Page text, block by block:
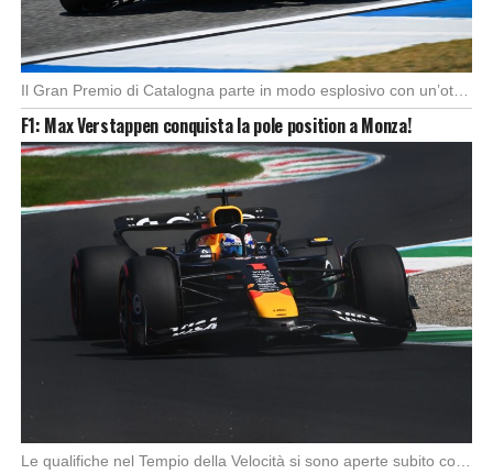
Il Gran Premio di Catalogna parte in modo esplosivo con un’ottima partenza di Alex Marquez, […]
F1: Max Verstappen conquista la pole position a Monza!
Le qualifiche nel Tempio della Velocità si sono aperte subito con buono spunto della McLaren; […]